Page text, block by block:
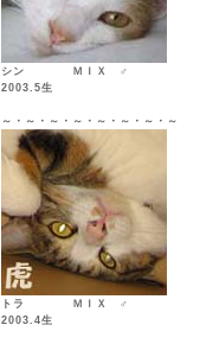
シン ＭＩＸ ♂
2003.5生
～・～・～・～・～・～・～・～
トラ ＭＩＸ ♂
2003.4生